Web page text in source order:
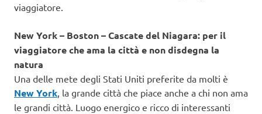
viaggiatore.
New York – Boston – Cascate del Niagara: per il
viaggiatore che ama la città e non disdegna la
natura
Una delle mete degli Stati Uniti preferite da molti è
New York, la grande città che piace anche a chi non ama
le grandi città. Luogo energico e ricco di interessanti